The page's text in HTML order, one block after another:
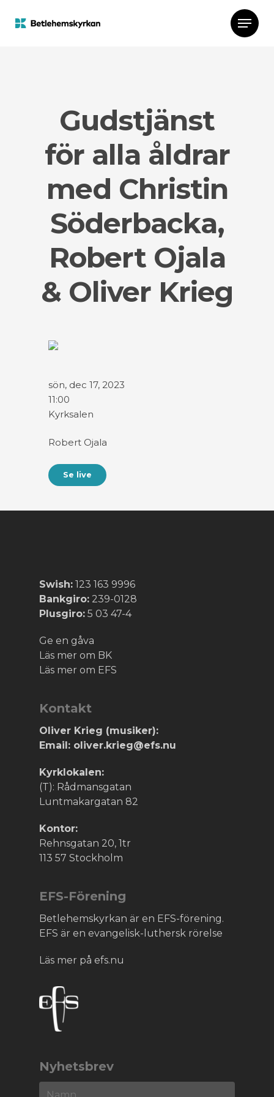
Gudstjänst
för alla åldrar
med Christin
Söderbacka,
Robert Ojala
& Oliver Krieg
sön, dec 17, 2023
11:00
Kyrksalen
Robert Ojala
Se live
Swish: 123 163 9996
Bankgiro: 239-0128
Plusgiro: 5 03 47-4
Ge en gåva
Läs mer om BK
Läs mer om EFS
Kontakt
Oliver Krieg (musiker):
Email: oliver.krieg@efs.nu
Kyrklokalen:
(T): Rådmansgatan
Luntmakargatan 82
Kontor:
Rehnsgatan 20, 1tr
113 57 Stockholm
EFS-Förening
Betlehemskyrkan är en EFS-förening.
EFS är en evangelisk-luthersk rörelse
Läs mer på efs.nu
Nyhetsbrev